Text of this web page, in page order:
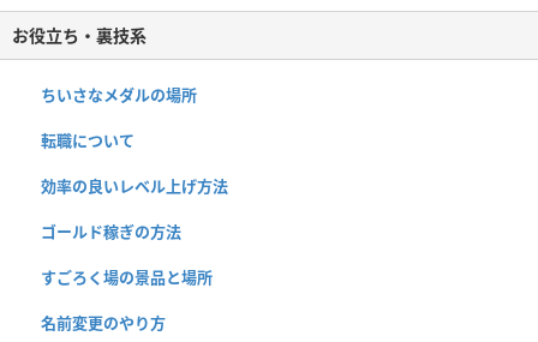
お役立ち・裏技系
ちいさなメダルの場所
転職について
効率の良いレベル上げ方法
ゴールド稼ぎの方法
すごろく場の景品と場所
名前変更のやり方